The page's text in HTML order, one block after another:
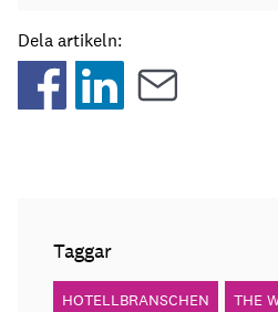
Dela artikeln:
Taggar
HOTELLBRANSCHEN THE